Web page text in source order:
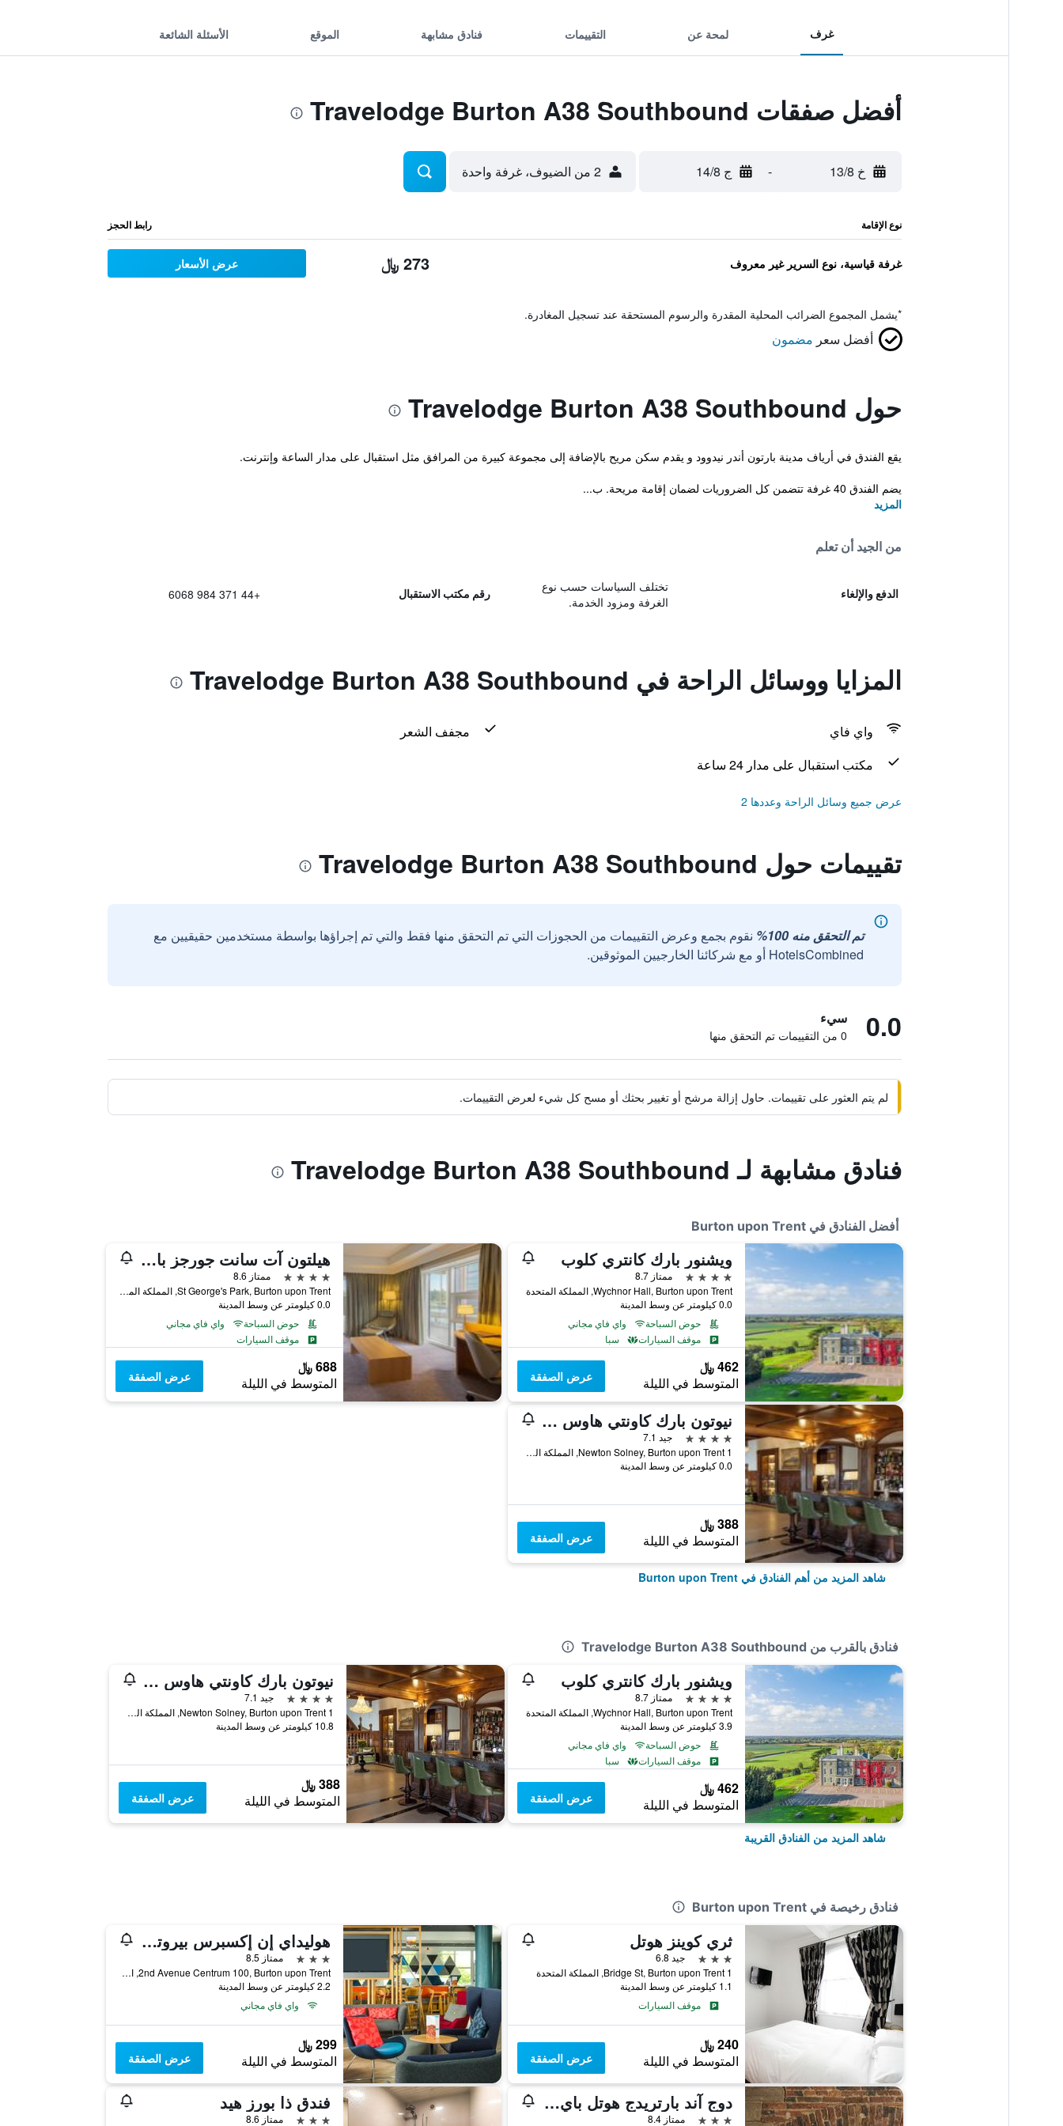
غرف لمحة عن التقييمات فنادق مشابهة الموقع الأسئلة الشائعة
أفضل صفقات Travelodge Burton A38 Southbound
خ 13/8 - ج 14/8 2 من الضيوف، غرفة واحدة
نوع الإقامة رابط الحجز
غرفة قياسية، نوع السرير غير معروف 273 ﷼ عرض الأسعار
*يشمل المجموع الضرائب المحلية المقدرة والرسوم المستحقة عند تسجيل المغادرة.
أفضل سعر مضمون
حول Travelodge Burton A38 Southbound
يقع الفندق في أرياف مدينة بارتون أندر نيدوود و يقدم سكن مريح بالإضافة إلى مجموعة كبيرة من المرافق مثل استقبال على مدار الساعة وإنترنت.
يضم الفندق 40 غرفة تتضمن كل الضروريات لضمان إقامة مريحة. ب...
المزيد
من الجيد أن تعلم
الدفع والإلغاء
تختلف السياسات حسب نوع
الغرفة ومزود الخدمة.
رقم مكتب الاستقبال +44 371 984 6068
المزايا ووسائل الراحة في Travelodge Burton A38 Southbound
واي فاي
مجفف الشعر
مكتب استقبال على مدار 24 ساعة
عرض جميع وسائل الراحة وعددها 2
تقييمات حول Travelodge Burton A38 Southbound
تم التحقق منه 100%
نقوم بجمع وعرض التقييمات من الحجوزات التي تم التحقق منها فقط والتي تم إجراؤها بواسطة مستخدمين حقيقيين مع
HotelsCombined أو مع شركائنا الخارجيين الموثوقين.
0.0 سيء
0 من التقييمات تم التحقق منها
لم يتم العثور على تقييمات. حاول إزالة مرشح أو تغيير بحثك أو مسح كل شيء لعرض التقييمات.
فنادق مشابهة لـ Travelodge Burton A38 Southbound
أفضل الفنادق في Burton upon Trent
ويشنور بارك كانتري كلوب
4 نجوم
ممتاز 8.7
Wychnor Hall, Burton upon Trent, المملكة المتحدة
0.0 كيلومتر عن وسط المدينة
حوض السباحة
واي فاي مجاني
موقف السيارات
سبا
462 ﷼
المتوسط في الليلة عرض الصفقة
هيلتون آت سانت جورجز بارك، بورتون أبون ترينت
4 نجوم
ممتاز 8.6
St George's Park, Burton upon Trent, المملكة المتحدة
0.0 كيلومتر عن وسط المدينة
حوض السباحة
واي فاي مجاني
موقف السيارات
688 ﷼
المتوسط في الليلة عرض الصفقة
نيوتون بارك كاونتي هاوس هوتل
4 نجوم
جيد 7.1
1 Newton Solney, Burton upon Trent, المملكة المتحدة
0.0 كيلومتر عن وسط المدينة
388 ﷼
المتوسط في الليلة عرض الصفقة
شاهد المزيد من أهم الفنادق في Burton upon Trent
فنادق بالقرب من Travelodge Burton A38 Southbound
ويشنور بارك كانتري كلوب
4 نجوم
ممتاز 8.7
Wychnor Hall, Burton upon Trent, المملكة المتحدة
3.9 كيلومتر عن وسط المدينة
حوض السباحة
واي فاي مجاني
موقف السيارات
سبا
462 ﷼
المتوسط في الليلة عرض الصفقة
نيوتون بارك كاونتي هاوس هوتل
4 نجوم
جيد 7.1
1 Newton Solney, Burton upon Trent, المملكة المتحدة
10.8 كيلومتر عن وسط المدينة
388 ﷼
المتوسط في الليلة عرض الصفقة
شاهد المزيد من الفنادق القريبة
فنادق رخيصة في Burton upon Trent
ثري كوينز هوتل
3 نجوم
جيد 6.8
1 Bridge St, Burton upon Trent, المملكة المتحدة
1.1 كيلومتر عن وسط المدينة
موقف السيارات
240 ﷼
المتوسط في الليلة عرض الصفقة
هوليداي إن إكسبرس بيروتنون ايو وس، تاواتايبيٓي ايتش جي
3 نجوم
ممتاز 8.5
2nd Avenue Centrum 100, Burton upon Trent, المملكة المتحدة
2.2 كيلومتر عن وسط المدينة
واي فاي مجاني
299 ﷼
المتوسط في الليلة عرض الصفقة
دوج آند بارتريدج هوتل باي تشيف آند بريور كوليكشن
3 نجوم ممتاز 8.4
فندق ذا بورز هيد
3 نجوم ممتاز 8.6